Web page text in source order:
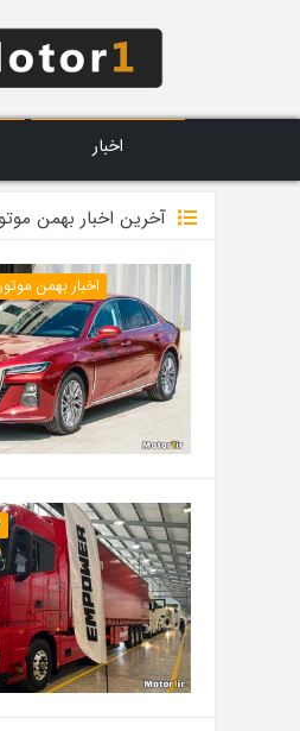
اخبار
آخرین اخبار بهمن
اخبار بهمن موتور